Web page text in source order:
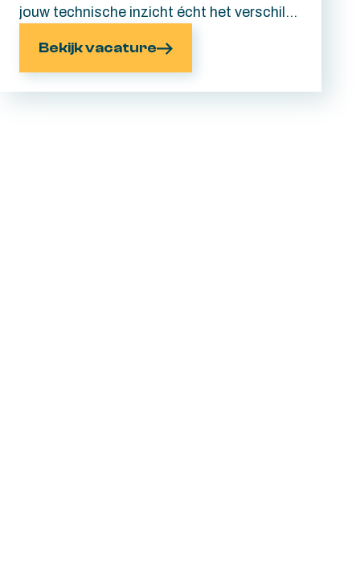
jouw technische inzicht écht het verschil
stalen onderdelen die wereldwijd worden
toegepast in verschillende industrieën.
Bekijk vacature